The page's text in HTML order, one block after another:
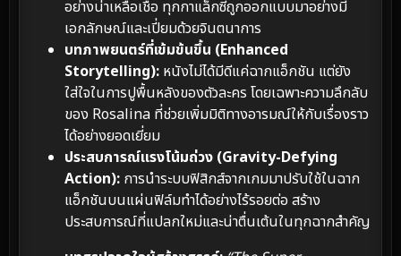
อย่างน่าเหลือเชื่อ ทุกกาแล็กซี่ถูกออกแบบมาอย่างมี
เอกลักษณ์และเปี่ยมด้วยจินตนาการ
บทภาพยนตร์ที่เข้มข้นขึ้น (Enhanced
Storytelling): หนังไม่ได้มีดีแค่ฉากแอ็กชัน แต่ยัง
ใส่ใจในการปูพื้นหลังของตัวละคร โดยเฉพาะความลึกลับ
ของ Rosalina ที่ช่วยเพิ่มมิติทางอารมณ์ให้กับเรื่องราว
ได้อย่างยอดเยี่ยม
ประสบการณ์แรงโน้มถ่วง (Gravity-Defying
Action): การนำระบบฟิสิกส์จากเกมมาปรับใช้ในฉาก
แอ็กชันบนแผ่นฟิล์มทำได้อย่างไร้รอยต่อ สร้าง
ประสบการณ์ที่แปลกใหม่และน่าตื่นเต้นในทุกฉากสำคัญ